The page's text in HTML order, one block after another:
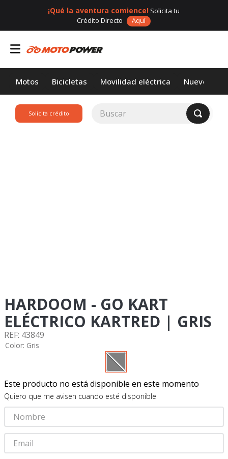
¡Qué la aventura comience! Solicita tu
Crédito Directo
Aquí
Motos Bicicletas Movilidad eléctrica Nuevos
Solicita crédito
Buscar
HARDOOM - GO KART
ELÉCTRICO KARTRED | GRIS
: 43849
Color: Gris
Este producto no está disponible en este momento
Quiero que me avisen cuando esté disponible
9.
pulsar
10. motos shineray